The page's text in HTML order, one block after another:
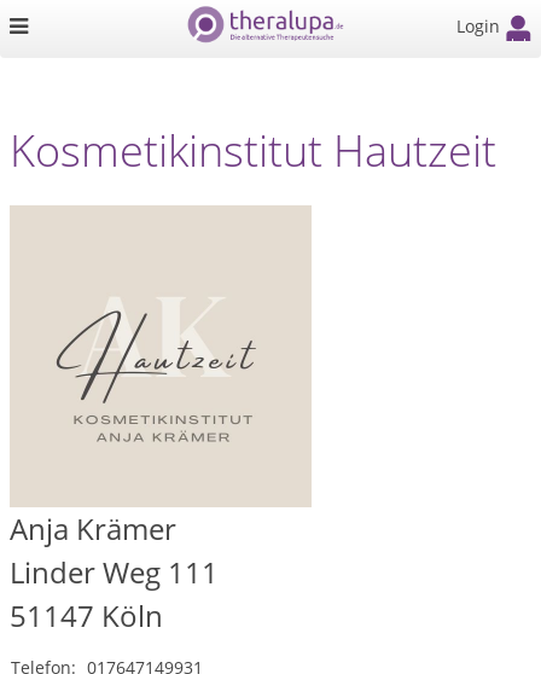
Login
Kosmetikinstitut Hautzeit
Anja Krämer
Linder Weg 111
51147 Köln
Telefon: 017647149931